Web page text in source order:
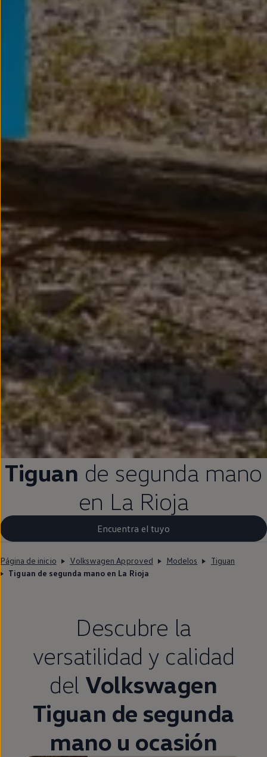
Tiguan de segunda mano
en La Rioja
Encuentra el tuyo
Página de inicio Volkswagen Approved Modelos
Tiguan
Tiguan de segunda mano en La Rioja
Descubre la
versatilidad y calidad
del Volkswagen
Tiguan de segunda
mano u ocasión